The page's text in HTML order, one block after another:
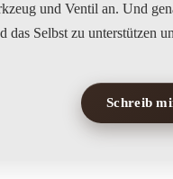
und Ventil an. Und
Schreib